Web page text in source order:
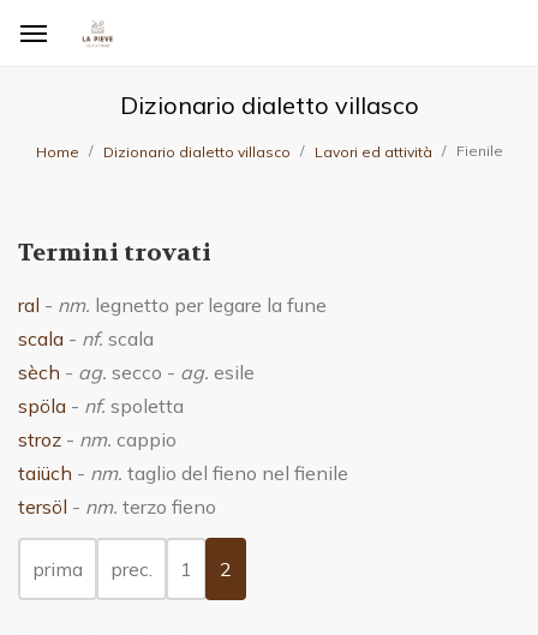
Dizionario dialetto villasco
Home Dizionario dialetto villasco Lavori ed attività Fienile
Termini trovati
ral - nm. legnetto per legare la fune
scala - nf. scala
sèch - ag. secco - ag. esile
spöla - nf. spoletta
stroz - nm. cappio
taiüch - nm. taglio del fieno nel fienile
tersöl - nm. terzo fieno
prima prec. 1 2